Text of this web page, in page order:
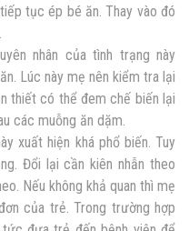
tục ép bé ăn. Thay vào đó
nhân của tình trạng này
Lúc này mẹ nên kiểm tra lại
thiết có thể đem chế biến lại
các muỗng ăn dặm.
xuất hiện khá phổ biến. Tuy
Đổi lại cần kiên nhẫn theo
Nếu không khả quan thì mẹ
của trẻ. Trong trường hợp